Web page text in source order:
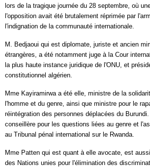
lors de la tragique journée du 28 septembre, où
l'opposition avait été brutalement réprimée par
l'indignation de la communauté internationale.
M. Bedjaoui qui est diplomate, juriste et ancien
étrangères, a été notamment juge à la Cour
la plus haute instance juridique de l'ONU, et
constitutionnel algérien.
Mme Kayiramirwa a été elle, ministre de la
l'homme et du genre, ainsi que ministre pour le
réintégration des personnes déplacées du
conseillère pour les questions liées au genre et
au Tribunal pénal international sur le Rwanda.
Mme Patten qui est quant à elle avocate, est
des Nations unies pour l'élimination des